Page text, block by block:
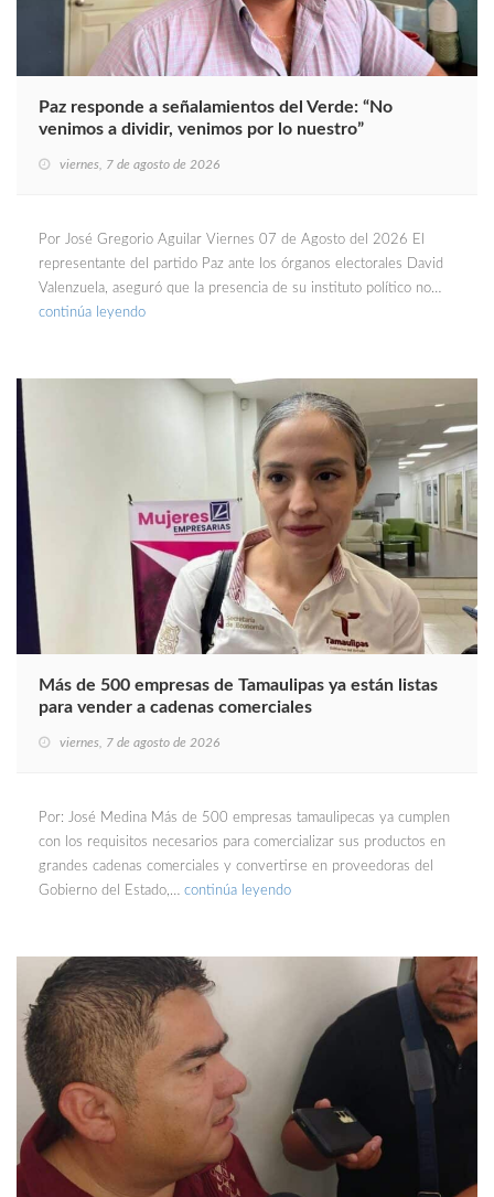
Paz responde a señalamientos del Verde: “No
venimos a dividir, venimos por lo nuestro”
viernes, 7 de agosto de 2026
Por José Gregorio Aguilar Viernes 07 de Agosto del 2026 El
representante del partido Paz ante los órganos electorales David
Valenzuela, aseguró que la presencia de su instituto político no…
continúa leyendo
Más de 500 empresas de Tamaulipas ya están listas
para vender a cadenas comerciales
viernes, 7 de agosto de 2026
Por: José Medina Más de 500 empresas tamaulipecas ya cumplen
con los requisitos necesarios para comercializar sus productos en
grandes cadenas comerciales y convertirse en proveedoras del
Gobierno del Estado,… continúa leyendo